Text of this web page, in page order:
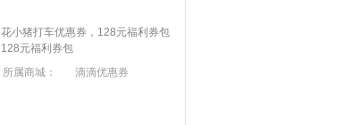
花小猪打车优惠券，128元福利券包
128元福利券包
所属商城：
滴滴优惠券